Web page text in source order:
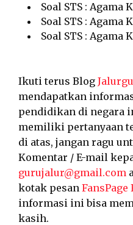
Soal STS : Agama
Soal STS : Agama
Soal STS : Agama
Ikuti terus Blog
mendapatkan
pendidikan di negara
memiliki pertanyaan
di atas, jangan ragu
Komentar / E-mail
gurujalur@gmail.com
kotak pesan FansPage
informasi ini bisa
kasih.